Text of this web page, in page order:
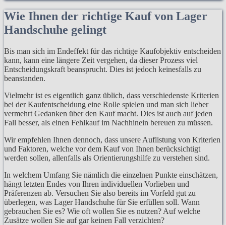
Wie Ihnen der richtige Kauf von Lager
Handschuhe gelingt
Bis man sich im Endeffekt für das richtige Kaufobjektiv entscheiden
kann, kann eine längere Zeit vergehen, da dieser Prozess viel
Entscheidungskraft beansprucht. Dies ist jedoch keinesfalls zu
beanstanden.
Vielmehr ist es eigentlich ganz üblich, dass verschiedenste Kriterien
bei der Kaufentscheidung eine Rolle spielen und man sich lieber
vermehrt Gedanken über den Kauf macht. Dies ist auch auf jeden
Fall besser, als einen Fehlkauf im Nachhinein bereuen zu müssen.
Wir empfehlen Ihnen dennoch, dass unsere Auflistung von Kriterien
und Faktoren, welche vor dem Kauf von Ihnen berücksichtigt
werden sollen, allenfalls als Orientierungshilfe zu verstehen sind.
In welchem Umfang Sie nämlich die einzelnen Punkte einschätzen,
hängt letzten Endes von Ihren individuellen Vorlieben und
Präferenzen ab. Versuchen Sie also bereits im Vorfeld gut zu
überlegen, was Lager Handschuhe für Sie erfüllen soll. Wann
gebrauchen Sie es? Wie oft wollen Sie es nutzen? Auf welche
Zusätze wollen Sie auf gar keinen Fall verzichten?